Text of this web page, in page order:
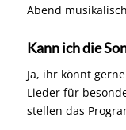
Abend
Kann ich die
Ja, ihr könnt
Lieder für
stellen das